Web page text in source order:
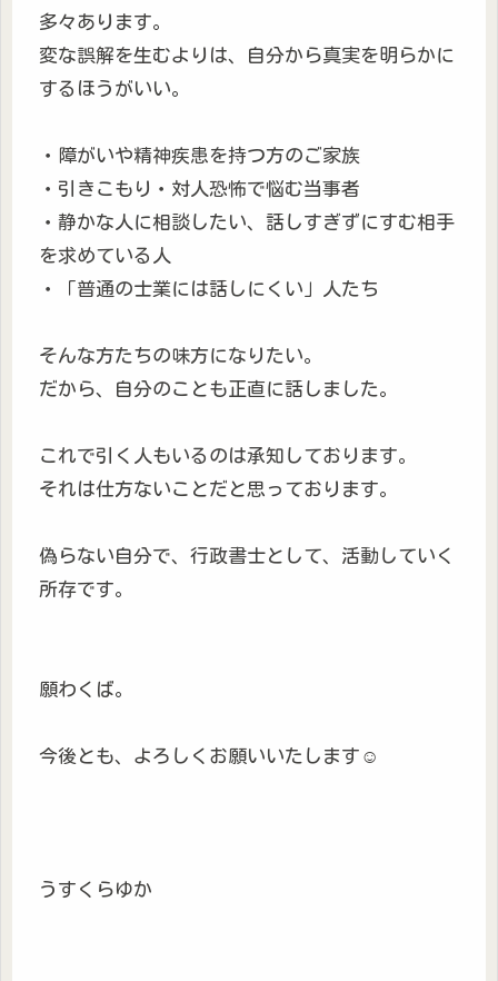
多々あります。
変な誤解を生むよりは、自分から真実を明らかに
するほうがいい。
・障がいや精神疾患を持つ方のご家族
・引きこもり・対人恐怖で悩む当事者
・静かな人に相談したい、話しすぎずにすむ相手
を求めている人
・「普通の士業には話しにくい」人たち
そんな方たちの味方になりたい。
だから、自分のことも正直に話しました。
これで引く人もいるのは承知しております。
それは仕方ないことだと思っております。
偽らない自分で、行政書士として、活動していく
所存です。
願わくば。
今後とも、よろしくお願いいたします☺️
うすくらゆか